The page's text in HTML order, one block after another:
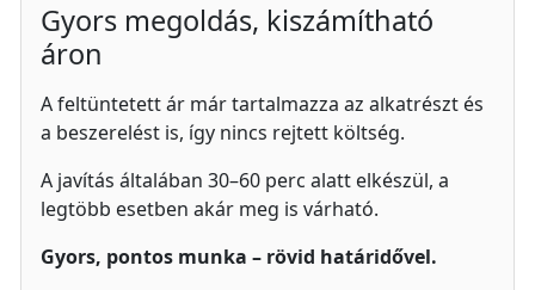
Gyors megoldás, kiszámítható
áron
A feltüntetett ár már tartalmazza az alkatrészt és
a beszerelést is, így nincs rejtett költség.
A javítás általában 30–60 perc alatt elkészül, a
legtöbb esetben akár meg is várható.
Gyors, pontos munka – rövid határidővel.